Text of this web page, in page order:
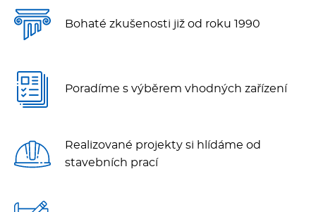
Bohaté zkušenosti již od roku 1990
Poradíme s výběrem vhodných zařízení
Realizované projekty si hlídáme od
stavebních prací